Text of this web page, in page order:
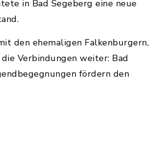
in Bad Segeberg eine neue
den ehemaligen Falkenburgern,
Verbindungen weiter: Bad
fördern den